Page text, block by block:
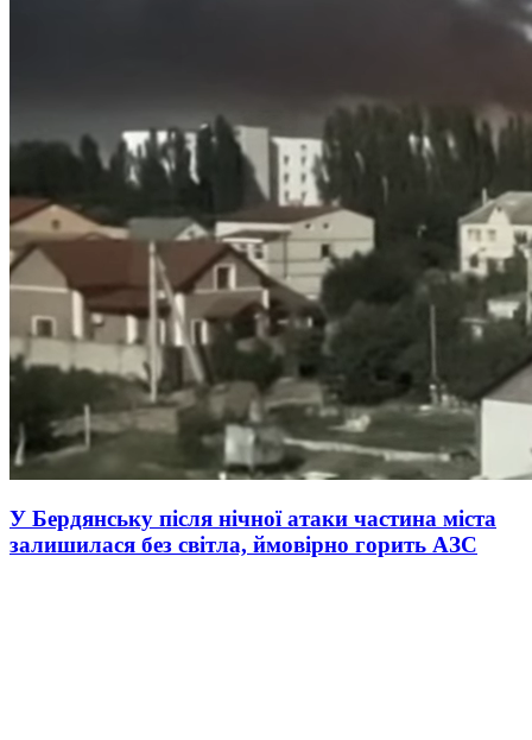
У Бердянську після нічної атаки частина міста
залишилася без світла, ймовірно горить АЗС